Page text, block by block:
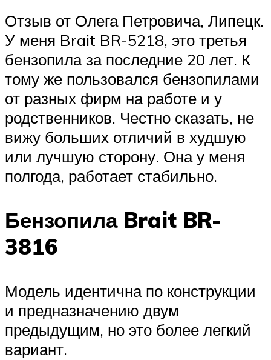
Отзыв от Олега Петровича, Липецк.
У меня Brait BR-5218, это третья
бензопила за последние 20 лет. К
тому же пользовался бензопилами
от разных фирм на работе и у
родственников. Честно сказать, не
вижу больших отличий в худшую
или лучшую сторону. Она у меня
полгода, работает стабильно.
Бензопила Brait BR-
3816
Модель идентична по конструкции
и предназначению двум
предыдущим, но это более легкий
вариант.